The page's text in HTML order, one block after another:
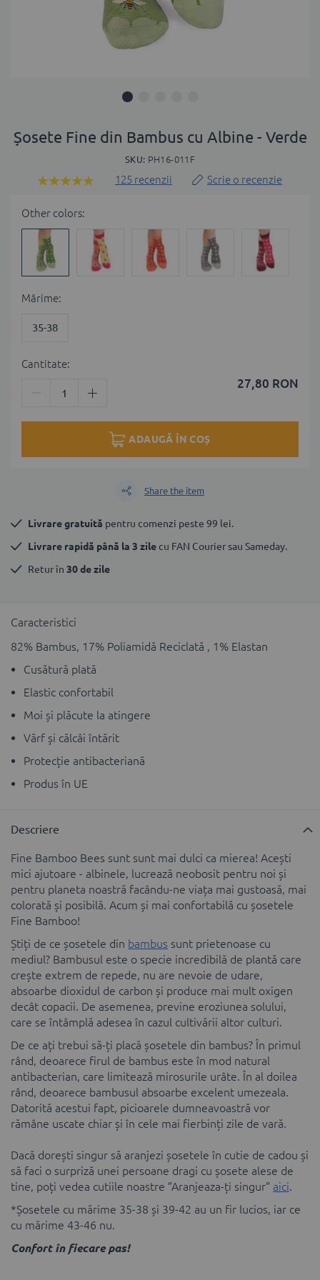
to
the
gallery
Șosete Fine din Bambus cu Albine - Verde
SKU PH16-011F
Rating:
125 recenzii Scrie o recenzie
Other colors:
Мărime
35-38
27,80 RON
Cantitate:
ADAUGĂ ÎN COȘ
Share the item
Livrare gratuită pentru comenzi peste 99 lei.
Livrare rapidă până la 3 zile cu FAN Courier sau Sameday.
Retur în 30 de zile
Caracteristici
82% Bambus, 17% Poliamidă Reciclată , 1% Elastan
Cusătură plată
Elastic confortabil
Moi și plăcute la atingere
Vărf și călcâi întărit
Protecție antibacteriană
Produs în UE
Descriere
Fine Bamboo Bees sunt sunt mai dulci ca mierea! Acești
mici ajutoare - albinele, lucrează neobosit pentru noi și
pentru planeta noastră facându-ne viața mai gustoasă, mai
colorată și posibilă. Acum și mai confortabilă cu șosetele
Fine Bamboo!
Știți de ce șosetele din bambus sunt prietenoase cu
mediul? Bambusul este o specie incredibilă de plantă care
crește extrem de repede, nu are nevoie de udare,
absoarbe dioxidul de carbon și produce mai mult oxigen
decât copacii. De asemenea, previne eroziunea solului,
care se întâmplă adesea în cazul cultivării altor culturi.
De ce ați trebui să-ți placă șosetele din bambus? În primul
rând, deoarece firul de bambus este în mod natural
antibacterian, care limitează mirosurile urâte. În al doilea
rând, deoarece bambusul absoarbe excelent umezeala.
Datorită acestui fapt, picioarele dumneavoastră vor
rămâne uscate chiar și în cele mai fierbinți zile de vară.
Dacă dorești singur să aranjezi șosetele în cutie de cadou și
să faci o surpriză unei persoane dragi cu șosete alese de
tine, poți vedea cutiile noastre ”Aranjeaza-ți singur” aici.
*Șosetele cu mărime 35-38 și 39-42 au un fir lucios, iar ce
cu mărime 43-46 nu.
Confort în fiecare pas!